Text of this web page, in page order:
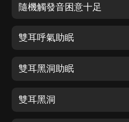
隨機觸發音困意十足
雙耳呼氣助眠
雙耳黑洞助眠
雙耳黑洞